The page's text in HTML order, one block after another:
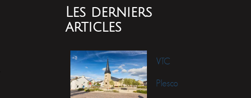
Les derniers
articles
VTC
Plesco